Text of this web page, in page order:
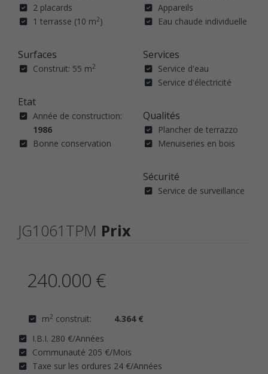
2 placards
1 terrasse (10 m2)
Surfaces
Construit: 55 m2
Etat
Année de construction:
1986
Bonne conservation
Appareils
Eau chaude individuelle
Services
Service d'eau
Service d'électricité
Qualités
Plancher de terrazzo
Menuiseries en bois
Sécurité
Service de surveillance
JG1061TPM Prix
240.000 €
m2 construit:
4.364 €
I.B.I. 280 €/Années
Communauté 205 €/Mois
Taxe sur les ordures 24 €/Années